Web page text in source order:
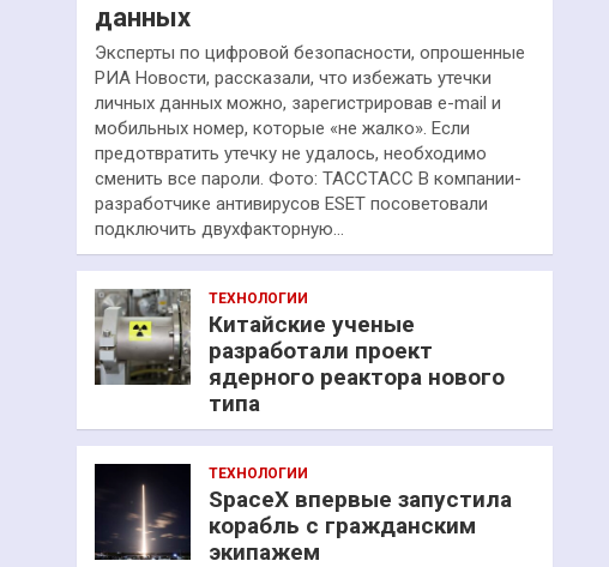
данных
Эксперты по цифровой безопасности, опрошенные
РИА Новости, рассказали, что избежать утечки
личных данных можно, зарегистрировав e-mail и
мобильных номер, которые «не жалко». Если
предотвратить утечку не удалось, необходимо
сменить все пароли. Фото: ТАССТАСС В компании-
разработчике антивирусов ESET посоветовали
подключить двухфакторную…
ТЕХНОЛОГИИ
Китайские ученые
разработали проект
ядерного реактора нового
типа
ТЕХНОЛОГИИ
SpaceX впервые запустила
корабль с гражданским
экипажем